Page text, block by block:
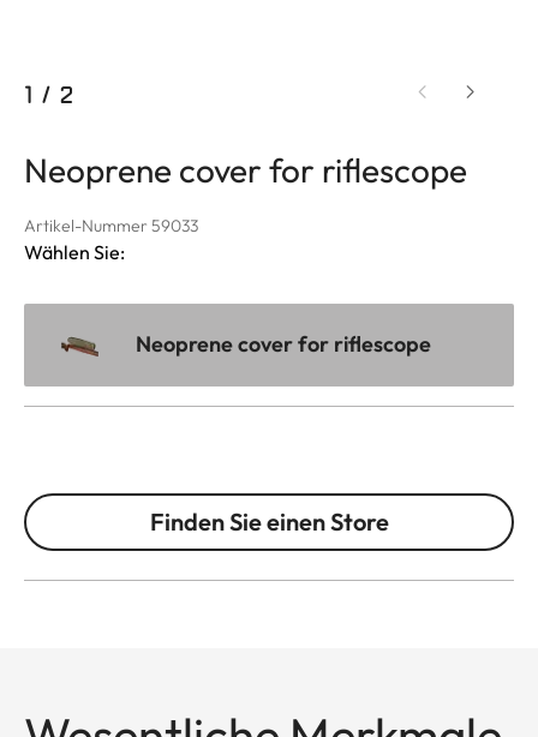
1 / 2
Neoprene cover for riflescope
Artikel-Nummer 59033
Wählen Sie:
Neoprene cover for riflescope
Finden Sie einen Store